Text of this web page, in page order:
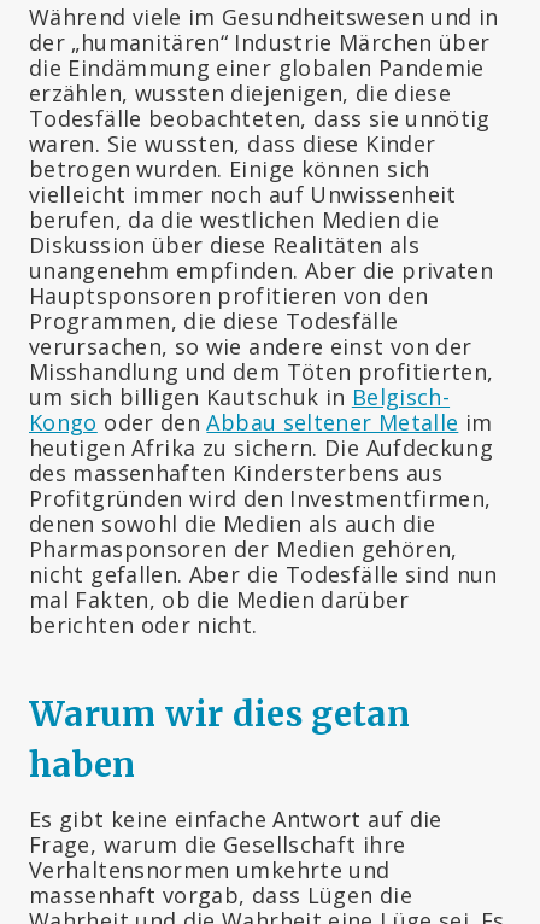
Während viele im Gesundheitswesen und in
der „humanitären“ Industrie Märchen über
die Eindämmung einer globalen Pandemie
erzählen, wussten diejenigen, die diese
Todesfälle beobachteten, dass sie unnötig
waren. Sie wussten, dass diese Kinder
betrogen wurden. Einige können sich
vielleicht immer noch auf Unwissenheit
berufen, da die westlichen Medien die
Diskussion über diese Realitäten als
unangenehm empfinden. Aber die privaten
Hauptsponsoren profitieren von den
Programmen, die diese Todesfälle
verursachen, so wie andere einst von der
Misshandlung und dem Töten profitierten,
um sich billigen Kautschuk in Belgisch-
Kongo oder denAbbau seltener Metalle im
heutigen Afrika zu sichern. Die Aufdeckung
des massenhaften Kindersterbens aus
Profitgründen wird den Investmentfirmen,
denen sowohl die Medien als auch die
Pharmasponsoren der Medien gehören,
nicht gefallen. Aber die Todesfälle sind nun
mal Fakten, ob die Medien darüber
berichten oder nicht.
Warum wir dies getan
haben
Es gibt keine einfache Antwort auf die
Frage, warum die Gesellschaft ihre
Verhaltensnormen umkehrte und
massenhaft vorgab, dass Lügen die